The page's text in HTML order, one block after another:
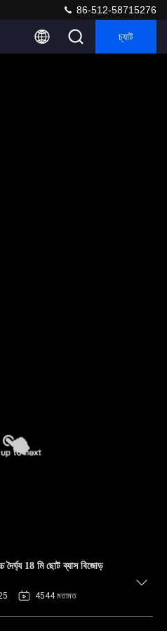
86-512-58715276
চ্যাট
দৈর্ঘ্য 18 মি ছোট ব্যাস বিজোড়
4544 মতামত